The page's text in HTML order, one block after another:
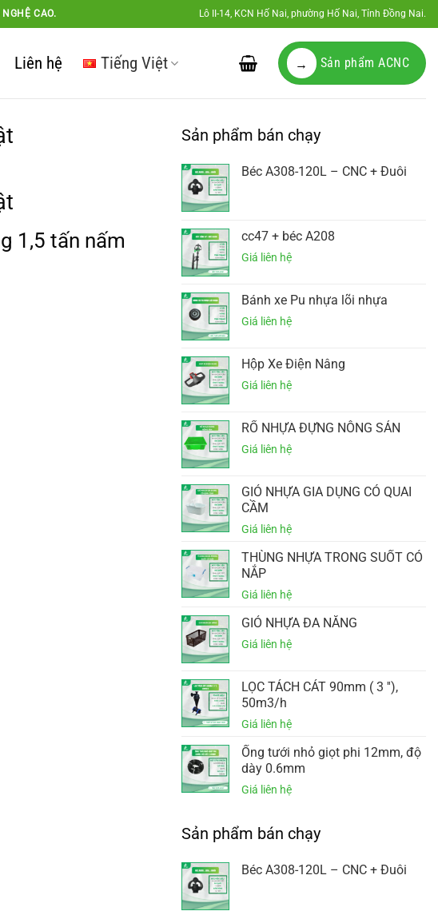
CAO. Lô II-14, KCN Hố Nai, phường Hố Nai, Tỉnh Đồng Nai.
Liên hệ Tiếng Việt → Sản phẩm ACNC
1,5 tấn nấm
Sản phẩm bán chạy
Béc A308-120L – CNC + Đuôi
cc47 + béc A208
Bánh xe Pu nhựa lõi nhựa
Hộp Xe Điện Nâng
RỔ NHỰA ĐỰNG NÔNG SẢN
GIỎ NHỰA GIA DỤNG CÓ QUAI
CẦM
THÙNG NHỰA TRONG SUỐT CÓ
NẮP
GIỎ NHỰA ĐA NĂNG
LỌC TÁCH CÁT 90mm ( 3 ''),
50m3/h
Ống tưới nhỏ giọt phi 12mm, độ
dày 0.6mm
Sản phẩm bán chạy
Béc A308-120L – CNC + Đuôi